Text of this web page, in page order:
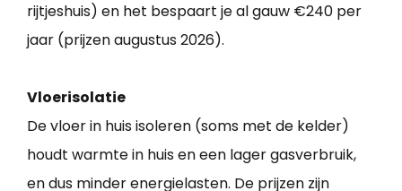
rijtjeshuis) en het bespaart je al gauw €240 per
jaar (prijzen augustus 2026).
Vloerisolatie
De vloer in huis isoleren (soms met de kelder)
houdt warmte in huis en een lager gasverbruik,
en dus minder energielasten. De prijzen zijn